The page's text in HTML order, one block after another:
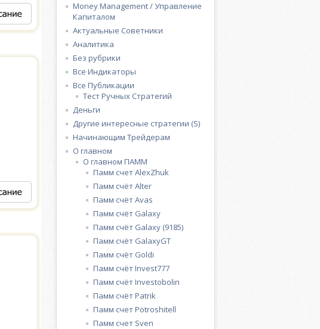
Money Management / Управление
Капиталом
Актуальные Советники
Аналитика
Без рубрики
Все Индикаторы
Все Публикации
Тест Ручных Стратегий
Деньги
Другие интересные стратегии (S)
Начинающим Трейдерам
О главном
О главном ПАММ
Памм счет AlexZhuk
Памм счёт Alter
Памм счёт Avas
Памм счёт Galaxy
Памм счёт Galaxy (9185)
Памм счёт GalaxyGT
Памм счёт Goldi
Памм счёт Invest777
Памм счёт Investobolin
Памм счёт Patrik
Памм счет Potroshitell
Памм счет Sven